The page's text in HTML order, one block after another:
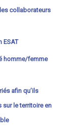
collaborateurs
ESAT
homme/femme
afin qu’ils
le territoire en